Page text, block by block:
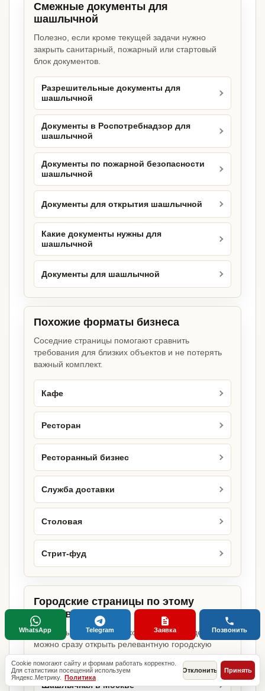
Смежные документы для
шашлычной
Полезно, если кроме текущей задачи нужно
закрыть санитарный, пожарный или стартовый
блок документов.
Разрешительные документы для
шашлычной
Документы в Роспотребнадзор для
шашлычной
Документы по пожарной безопасности
шашлычной
Документы для открытия шашлычной
Какие документы нужны для
шашлычной
Документы для шашлычной
Похожие форматы бизнеса
Соседние страницы помогают сравнить
требования для близких объектов и не потерять
важный комплект.
Кафе
Ресторан
Ресторанный бизнес
Служба доставки
Столовая
Стрит-фуд
Городские страницы по этому
направлению
Если объект работает в конкретном городе,
можно сразу открыть релевантную городскую
страницу.
Шашлычная в Москве
Cookie помогают сайту и формам работать корректно.
Для статистики посещений используем
Яндекс.Метрику. Политика
Отклонить Принять
WhatsApp Telegram Заявка Позвонить